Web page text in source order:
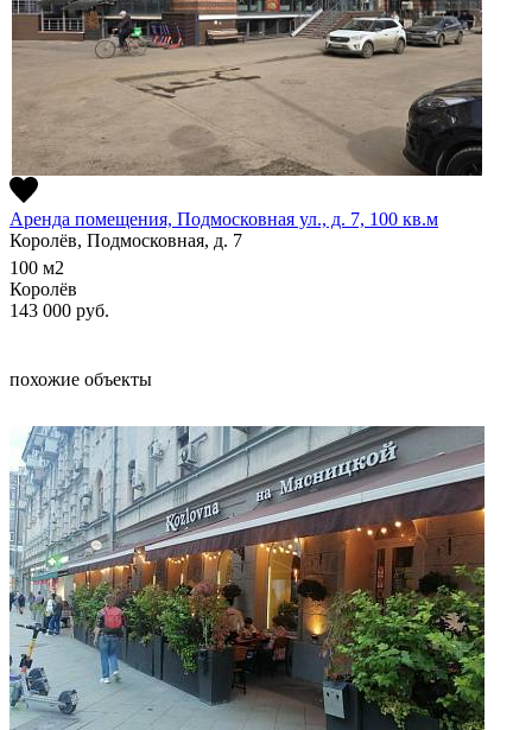
Аренда помещения, Подмосковная ул., д. 7, 100 кв.м
Королёв, Подмосковная, д. 7
100 м2
Королёв
143 000 руб.
похожие объекты